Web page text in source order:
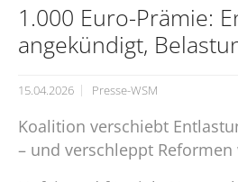
1.000 Euro-Prämie:
angekündigt,
15.04.2026 Presse-WSM
Koalition verschiebt
– und verschleppt